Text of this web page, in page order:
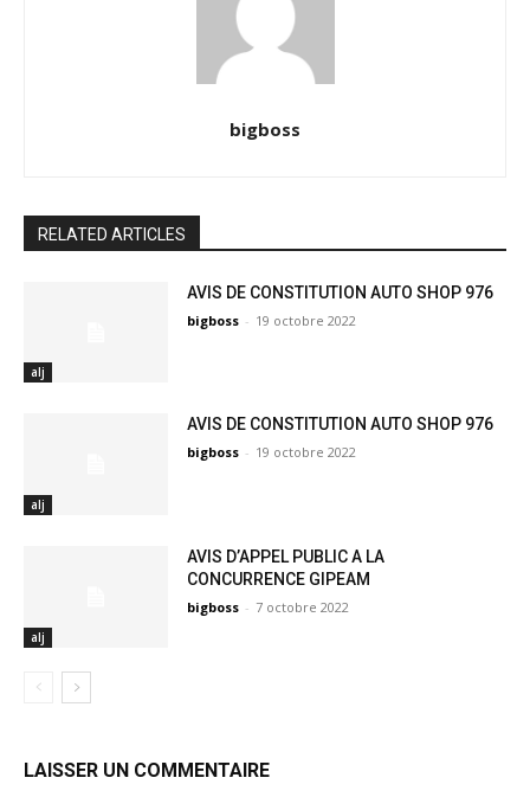
bigboss
RELATED ARTICLES
alj
AVIS DE CONSTITUTION AUTO SHOP 976
bigboss - 19 octobre 2022
alj
AVIS DE CONSTITUTION AUTO SHOP 976
bigboss - 19 octobre 2022
alj
AVIS D’APPEL PUBLIC A LA
CONCURRENCE GIPEAM
bigboss - 7 octobre 2022
LAISSER UN COMMENTAIRE